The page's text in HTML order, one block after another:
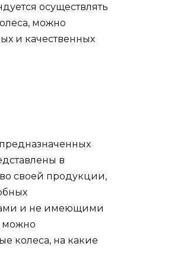
осуществлять
можно
и качественных
в
своей продукции,
и не имеющими
можно
колеса, на какие